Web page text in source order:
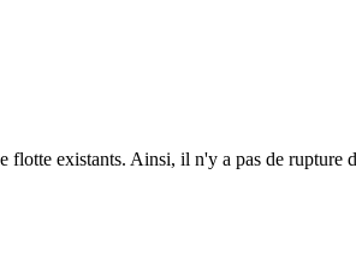
existants. Ainsi, il n'y a pas de rupture